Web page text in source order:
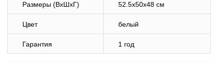
Размеры (ВхШхГ) 52.5x50x48 см
Цвет белый
Гарантия 1 год